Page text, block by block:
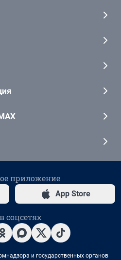
приложение
App Store
соцсетях
и государственных органов